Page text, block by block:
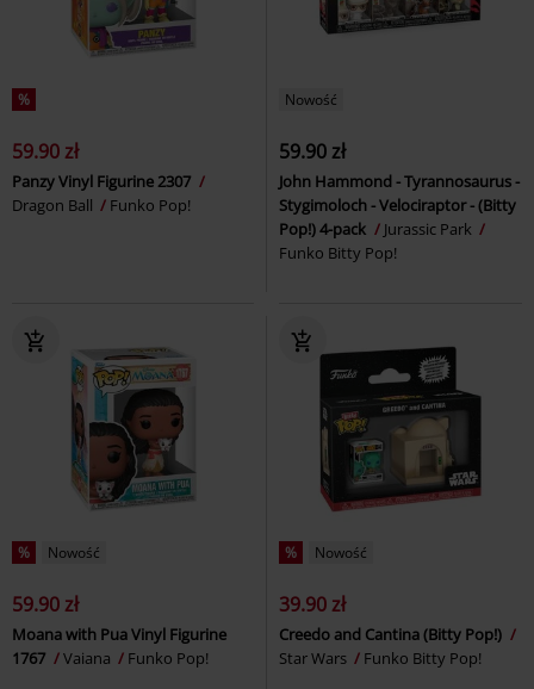
%
59.90 zł
Panzy Vinyl Figurine 2307
Dragon Ball
Funko Pop!
Nowość
59.90 zł
John Hammond - Tyrannosaurus -
Stygimoloch - Velociraptor - (Bitty
Pop!) 4-pack
Jurassic Park
Funko Bitty Pop!
% Nowość
59.90 zł
Moana with Pua Vinyl Figurine
1767
Vaiana Funko Pop!
% Nowość
39.90 zł
Creedo and Cantina (Bitty Pop!)
Star Wars
Funko Bitty Pop!